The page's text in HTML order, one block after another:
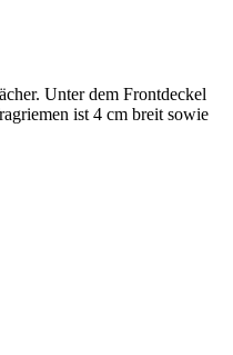
Unter dem Frontdeckel
ist 4 cm breit sowie